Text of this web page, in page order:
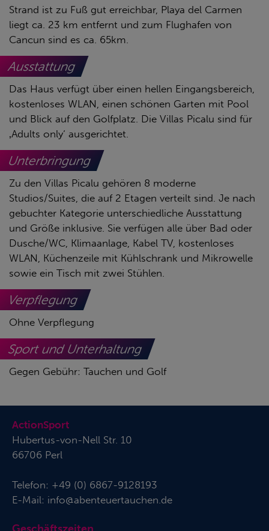
Strand ist zu Fuß gut erreichbar, Playa del Carmen
liegt ca. 23 km entfernt und zum Flughafen von
Cancun sind es ca. 65km.
Ausstattung
Das Haus verfügt über einen hellen Eingangsbereich,
kostenloses WLAN, einen schönen Garten mit Pool
und Blick auf den Golfplatz. Die Villas Picalu sind für
‚Adults only‘ ausgerichtet.
Unterbringung
Zu den Villas Picalu gehören 8 moderne
Studios/Suites, die auf 2 Etagen verteilt sind. Je nach
gebuchter Kategorie unterschiedliche Ausstattung
und Größe inklusive. Sie verfügen alle über Bad oder
Dusche/WC, Klimaanlage, Kabel TV, kostenloses
WLAN, Küchenzeile mit Kühlschrank und Mikrowelle
sowie ein Tisch mit zwei Stühlen.
Verpflegung
Ohne Verpflegung
Sport und Unterhaltung
Gegen Gebühr: Tauchen und Golf
ActionSport
Hubertus-von-Nell Str. 10
66706 Perl
Telefon: +49 (0) 6867-9128193
E-Mail: info@abenteuertauchen.de